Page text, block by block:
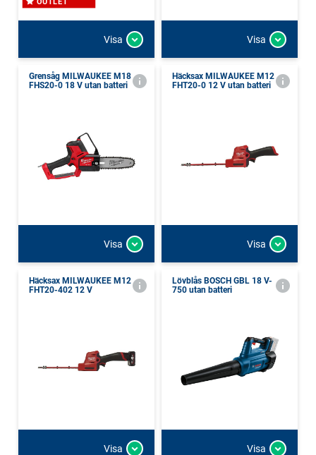
Visa Visa
Grensåg MILWAUKEE M18
FHS20-0 18 V utan batteri
Visa
Häcksax MILWAUKEE M12
FHT20-0 12 V utan batteri
Visa
Häcksax MILWAUKEE M12
FHT20-402 12 V
Visa
Lövblås BOSCH GBL 18 V-
750 utan batteri
Visa